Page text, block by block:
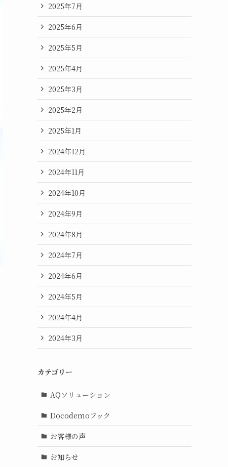
2025年7月
2025年6月
2025年5月
2025年4月
2025年3月
2025年2月
2025年1月
2024年12月
2024年11月
2024年10月
2024年9月
2024年8月
2024年7月
2024年6月
2024年5月
2024年4月
2024年3月
カテゴリー
AQソリューション
Docodemoフック
お客様の声
お知らせ